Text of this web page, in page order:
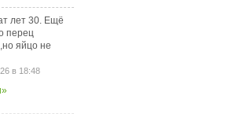
лет 30. Ещё
перец
яйцо не
в 18:48